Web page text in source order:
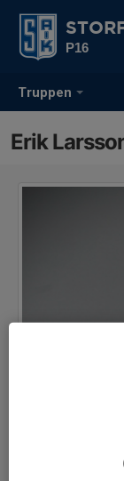
Truppen
P16
Erik